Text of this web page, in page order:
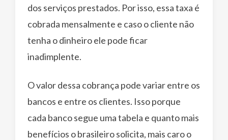
dos serviços prestados. Por isso, essa taxa é
cobrada mensalmente e caso o cliente não
tenha o dinheiro ele pode ficar
inadimplente.
O valor dessa cobrança pode variar entre os
bancos e entre os clientes. Isso porque
cada banco segue uma tabela e quanto mais
benefícios o brasileiro solicita, mais caro o